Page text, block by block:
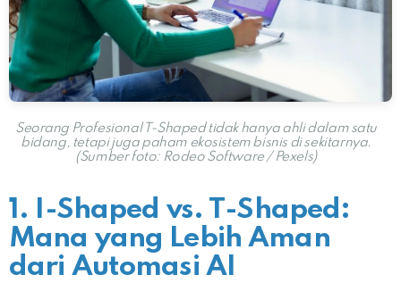
Seorang Profesional T-Shaped tidak hanya ahli dalam satu
bidang, tetapi juga paham ekosistem bisnis di sekitarnya.
(Sumber foto: Rodeo Software / Pexels)
1. I-Shaped vs. T-Shaped:
Mana yang Lebih Aman
dari Automasi AI